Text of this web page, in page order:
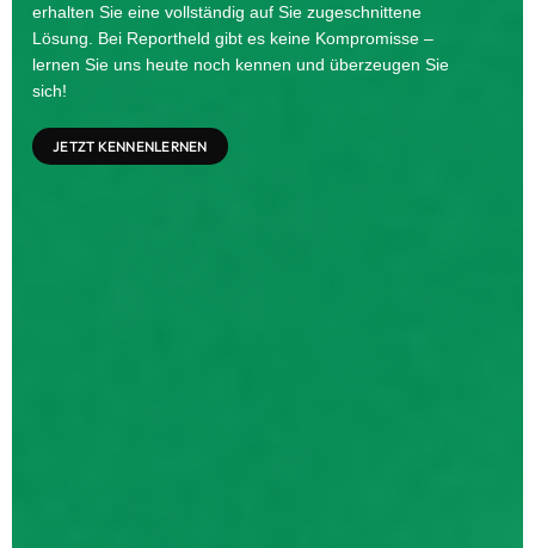
erhalten Sie eine vollständig auf Sie zugeschnittene
Lösung. Bei Reportheld gibt es keine Kompromisse –
lernen Sie uns heute noch kennen und überzeugen Sie
sich!
JETZT KENNENLERNEN